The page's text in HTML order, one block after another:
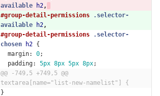
available
h2,
#group-detail-permissions
.selector-
available
h2,
#group-detail-permissions
.selector-
chosen
h2 {
margin: 0;
padding : 5px 8px 5px 8px;
@@ -749,5 +749,5 @@
textarea[name="list-new-namelist"] {
}